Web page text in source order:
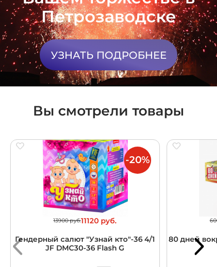
Петрозаводске
УЗНАТЬ ПОДРОБНЕЕ
Вы смотрели товары
13900 руб.11120 руб.
Гендерный салют "Узнай кто"-36 4/1
JF DMC30-36 Flash G
-20%
80 дней